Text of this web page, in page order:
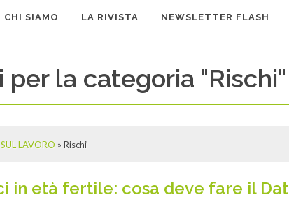
CHI SIAMO LA RIVISTA NEWSLETTER FLASH
la categoria "Rischi"
LAVORO » Rischi
in età fertile: cosa deve fare il